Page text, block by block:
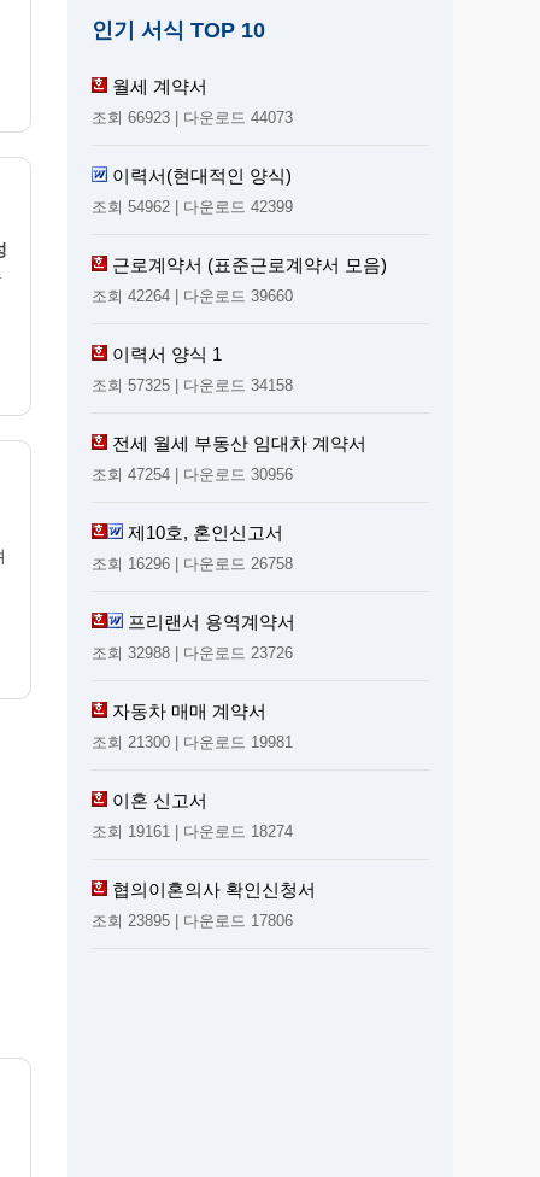
인기 서식 TOP 10
월세 계약서
조회 66923 | 다운로드 44073
이력서(현대적인 양식)
조회 54962 | 다운로드 42399
근로계약서 (표준근로계약서 모음)
조회 42264 | 다운로드 39660
이력서 양식 1
조회 57325 | 다운로드 34158
전세 월세 부동산 임대차 계약서
조회 47254 | 다운로드 30956
제10호, 혼인신고서
조회 16296 | 다운로드 26758
프리랜서 용역계약서
조회 32988 | 다운로드 23726
자동차 매매 계약서
조회 21300 | 다운로드 19981
이혼 신고서
조회 19161 | 다운로드 18274
협의이혼의사 확인신청서
조회 23895 | 다운로드 17806